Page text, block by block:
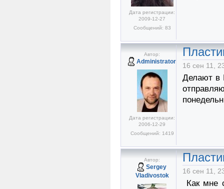
Дата регистрации:
2009-12-27
Сообщений: 83
Автор:
Administrator
Дата регистрации:
2006-12-29
Сообщений: 1419
16 сен 11,
Делают в
Автор:
Sergey
Vladivostok
16 сен 11,
Как мне